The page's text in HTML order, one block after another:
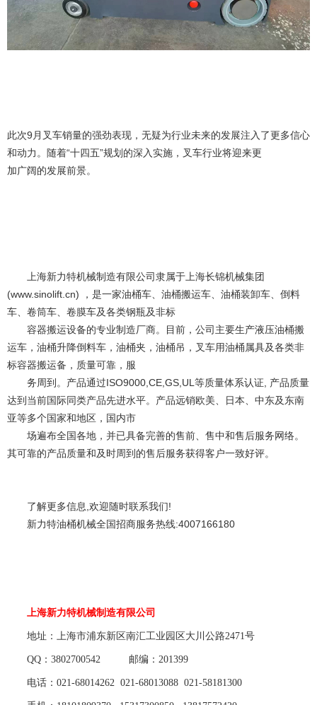
此次9月叉车销量的强劲表现，无疑为行业未来的发展注入了更多信心
和动力。随着“十四五”规划的深入实施，叉车行业将迎来更
加广阔的发展前景。
上海新力特机械制造有限公司隶属于上海长锦机械集团
(www.sinolift.cn) ，是一家油桶车、油桶搬运车、油桶装卸车、倒料
车、卷筒车、卷膜车及各类钢瓶及非标
容器搬运设备的专业制造厂商。目前，公司主要生产液压油桶搬
运车，油桶升降倒料车，油桶夹，油桶吊，叉车用油桶属具及各类非
标容器搬运备，质量可靠，服
务周到。产品通过ISO9000,CE,GS,UL等质量体系认证, 产品质量
达到当前国际同类产品先进水平。产品远销欧美、日本、中东及东南
亚等多个国家和地区，国内市
场遍布全国各地，并已具备完善的售前、售中和售后服务网络。
其可靠的产品质量和及时周到的售后服务获得客户一致好评。
了解更多信息,欢迎随时联系我们!
新力特油桶机械全国招商服务热线:4007166180
上海新力特机械制造有限公司
地址：上海市浦东新区南汇工业园区大川公路2471号
QQ：3802700542 邮编：201399
电话： 021-68014262 021-68013088 021-58181300